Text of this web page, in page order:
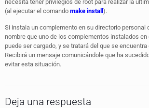
necesita tener privilegios de root para realizar la
(al ejecutar el comando make install).
Si instala un complemento en su directorio personal
nombre que uno de los complementos instalados
puede ser cargado, y se tratará del que se encuentra
Recibirá un mensaje comunicándole que ha
evitar esta situación.
Deja una respuesta